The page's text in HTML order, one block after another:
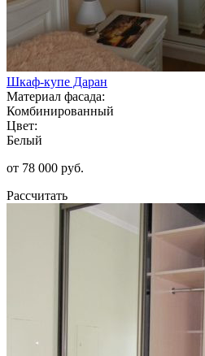
Шкаф-купе Даран
Материал фасада:
Комбинированный
Цвет:
Белый
от 78 000 руб.
Рассчитать